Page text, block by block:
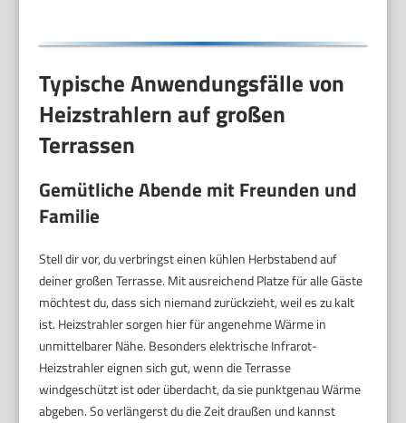
Typische Anwendungsfälle von
Heizstrahlern auf großen
Terrassen
Gemütliche Abende mit Freunden und
Familie
Stell dir vor, du verbringst einen kühlen Herbstabend auf
deiner großen Terrasse. Mit ausreichend Platze für alle Gäste
möchtest du, dass sich niemand zurückzieht, weil es zu kalt
ist. Heizstrahler sorgen hier für angenehme Wärme in
unmittelbarer Nähe. Besonders elektrische Infrarot-
Heizstrahler eignen sich gut, wenn die Terrasse
windgeschützt ist oder überdacht, da sie punktgenau Wärme
abgeben. So verlängerst du die Zeit draußen und kannst